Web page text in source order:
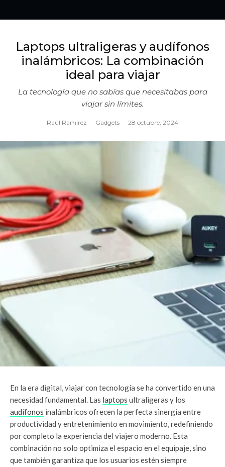
Laptops ultraligeras y audífonos
inalámbricos: La combinación
ideal para viajar
La tecnología que no sabías que necesitabas para
viajar sin límites.
Raúl Ramírez · Gadgets · 28 octubre, 2024
En la era digital, viajar con tecnología se ha convertido en una
necesidad fundamental. Las laptops ultraligeras y los
audífonos inalámbricos ofrecen la perfecta sinergia entre
productividad y entretenimiento en movimiento, redefiniendo
por completo la experiencia del viajero moderno. Esta
combinación no solo optimiza el espacio en el equipaje, sino
que también garantiza que los usuarios estén siempre